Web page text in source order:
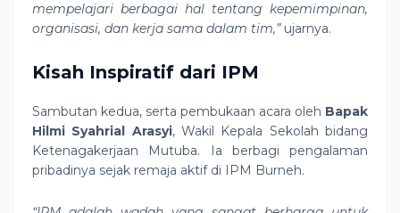
mempelajari berbagai hal tentang kepemimpinan,
organisasi, dan kerja sama dalam tim,”ujarnya.
Kisah Inspiratif dari IPM
Sambutan kedua, serta pembukaan acara oleh Bapak
Hilmi Syahrial Arasyi, Wakil Kepala Sekolah bidang
Ketenagakerjaan Mutuba. Ia berbagi pengalaman
pribadinya sejak remaja aktif di IPM Burneh.